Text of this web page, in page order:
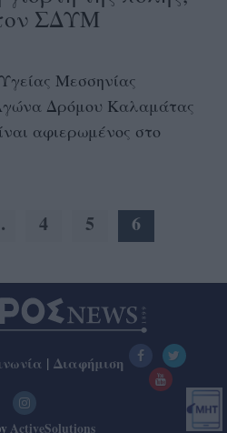
ΣΔΥΜ
Μεσσηνίας
Δρόμου Καλαμάτας
αφιερωμένος στο
4 5 6
| Διαφήμιση
ActiveSolutions